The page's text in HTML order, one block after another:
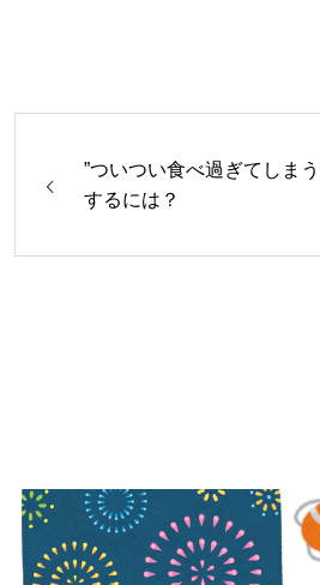
”ついつい食べ過ぎてしま
するには？